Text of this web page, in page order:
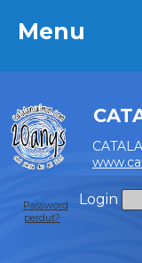
Menu
Login
Password
perdut?
Menu